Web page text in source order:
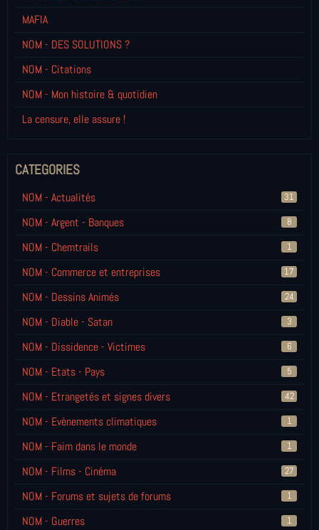
MAFIA
NOM - DES SOLUTIONS ?
NOM - Citations
NOM - Mon histoire & quotidien
La censure, elle assure !
CATEGORIES
NOM - Actualités 31
NOM - Argent - Banques 8
NOM - Chemtrails 1
NOM - Commerce et entreprises 17
NOM - Dessins Animés 24
NOM - Diable - Satan 3
NOM - Dissidence - Victimes 6
NOM - Etats - Pays 5
NOM - Etrangetés et signes divers 42
NOM - Evènements climatiques 1
NOM - Faim dans le monde 1
NOM - Films - Cinéma 27
NOM - Forums et sujets de forums 1
NOM - Guerres 1